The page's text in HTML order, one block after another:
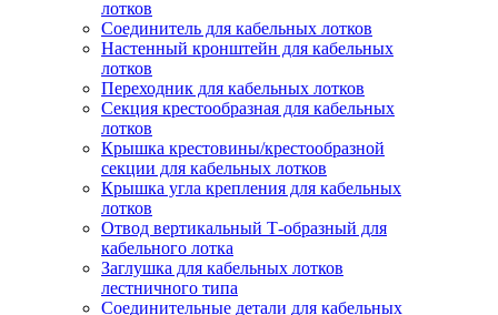
лотков
Соединитель для кабельных лотков
Настенный кронштейн для кабельных
лотков
Переходник для кабельных лотков
Секция крестообразная для кабельных
лотков
Крышка крестовины/крестообразной
секции для кабельных лотков
Крышка угла крепления для кабельных
лотков
Отвод вертикальный Т-образный для
кабельного лотка
Заглушка для кабельных лотков
лестничного типа
Соединительные детали для кабельных